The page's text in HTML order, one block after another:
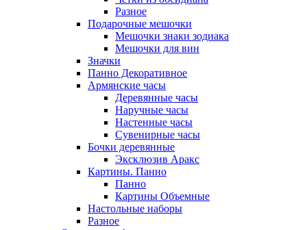
Разное
Подарочные мешочки
Мешочки знаки зодиака
Мешочки для вин
Значки
Панно Декоративное
Армянские часы
Деревянные часы
Наручные часы
Настенные часы
Сувенирные часы
Бочки деревянные
Эксклюзив Аракс
Картины. Панно
Панно
Картины Объемные
Настольные наборы
Разное